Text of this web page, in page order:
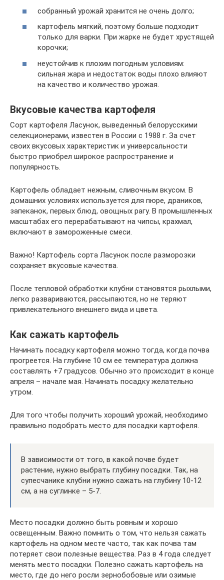
собранный урожай хранится не очень долго;
картофель мягкий, поэтому больше подходит
только для варки. При жарке не будет хрустящей
корочки;
неустойчив к плохим погодным условиям:
сильная жара и недостаток воды плохо влияют
на качество и количество урожая.
Вкусовые качества картофеля
Сорт картофеля Ласунок, выведенный белорусскими
селекционерами, известен в России с 1988 г. За счет
своих вкусовых характеристик и универсальности
быстро приобрел широкое распространение и
популярность.
Картофель обладает нежным, сливочным вкусом. В
домашних условиях используется для пюре, драников,
запеканок, первых блюд, овощных рагу. В промышленных
масштабах его перерабатывают на чипсы, крахмал,
включают в замороженные смеси.
Важно! Картофель сорта Ласунок после разморозки
сохраняет вкусовые качества.
После тепловой обработки клубни становятся рыхлыми,
легко развариваются, рассыпаются, но не теряют
привлекательного внешнего вида и цвета.
Как сажать картофель
Начинать посадку картофеля можно тогда, когда почва
прогреется. На глубине 10 см ее температура должна
составлять +7 градусов. Обычно это происходит в конце
апреля – начале мая. Начинать посадку желательно
утром.
Для того чтобы получить хороший урожай, необходимо
правильно подобрать место для посадки картофеля.
В зависимости от того, в какой почве будет
растение, нужно выбрать глубину посадки. Так, на
супесчанике клубни нужно сажать на глубину 10-12
см, а на суглинке – 5-7.
Место посадки должно быть ровным и хорошо
освещенным. Важно помнить о том, что нельзя сажать
картофель на одном месте часто, так как почва там
потеряет свои полезные вещества. Раз в 4 года следует
менять место посадки. Полезно сажать картофель на
место, где до него росли зернобобовые или озимые